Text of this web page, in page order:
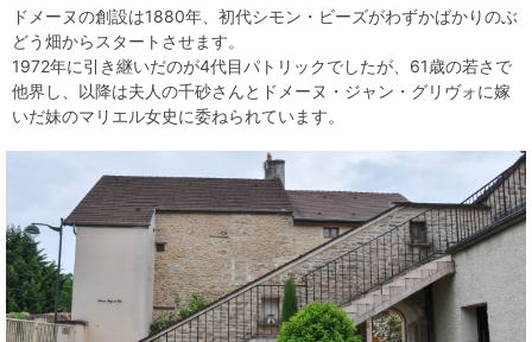
ドメーヌの創設は1880年、初代シモン・ビーズがわずかばかりのぶ
どう畑からスタートさせます。
1972年に引き継いだのが4代目パトリックでしたが、61歳の若さで
他界し、以降は夫人の千砂さんとドメーヌ・ジャン・グリヴォに嫁
いだ妹のマリエル女史に委ねられています。